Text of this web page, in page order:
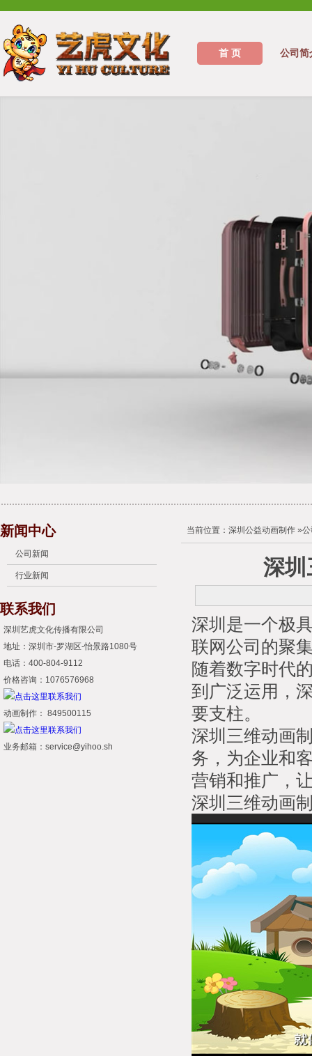
首 页 公司简
新闻中心
公司新闻
行业新闻
联系我们
深圳艺虎文化传播有限公司
地址：深圳市-罗湖区-怡景路1080号
电话：400-804-9112
价格咨询：1076576968
动画制作： 849500115
业务邮箱：service@yihoo.sh
当前位置： 深圳公益动画制作 »
深圳
深圳是一个极
联网公司的聚
随着数字时代
到广泛运用，
要支柱。
深圳三维动画
务，为企业和
营销和推广，
深圳三维动画